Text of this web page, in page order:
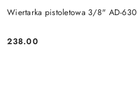
Wiertarka pistoletowa 3/8" AD-630
Cena:
238.00